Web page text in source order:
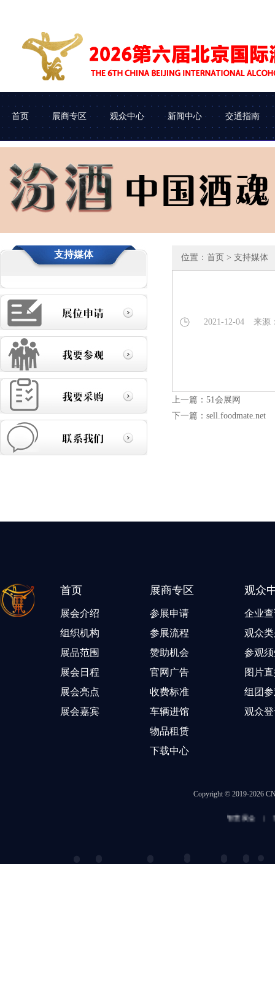
首页
展会介绍 组织机构
展商专区
参展申请 参展流程
车辆进馆
观众中心
企业查询 观众类别
新闻中心 交通指南
支持媒体 位置： 首页 > 支持媒体
2021-12-04 来源
上一篇： 51会展网
下一篇： sell.foodmate.net
首页
展会介绍
组织机构
展品范围
展会日程
展会亮点
展会嘉宾
展商专区
参展申请
参展流程
赞助机会
官网广告
收费标准
车辆进馆
物品租赁
下载中心
观众
企业
观众
参观
图片
组团
观众
Copyright © 2019-2026
智慧展会 | 冒菜加